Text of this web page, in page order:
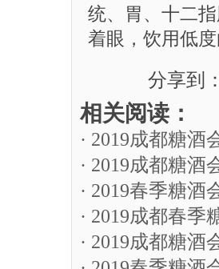
统、胃、十二
着眼，饮用低
分享到
相关阅读：
· 2019成都糖
· 2019成都糖
· 2019春季糖
· 2019成都春
· 2019成都糖